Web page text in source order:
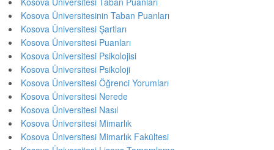
Kosova Üniversitesinin Taban Puanları
Kosova Üniversitesi Şartları
Kosova Üniversitesi Puanları
Kosova Üniversitesi Psikolojisi
Kosova Üniversitesi Psikoloji
Kosova Üniversitesi Öğrenci Yorumları
Kosova Üniversitesi Nerede
Kosova Üniversitesi Nasıl
Kosova Üniversitesi Mimarlık
Kosova Üniversitesi Mimarlık Fakültesi